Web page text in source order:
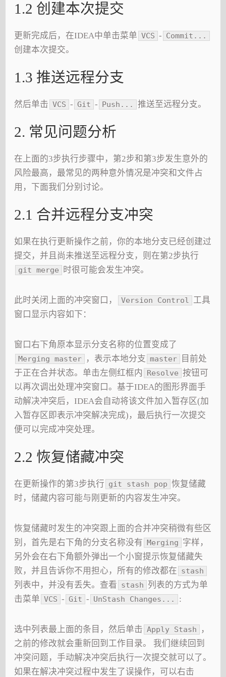
1.2 创建本次提交
更新完成后，在IDEA中单击菜单 VCS - Commit...
创建本次提交。
1.3 推送远程分支
然后单击 VCS - Git - Push... 推送至远程分支。
2. 常见问题分析
在上面的3步执行步骤中，第2步和第3步发生意外的
风险最高，最常见的两种意外情况是冲突和文件占
用，下面我们分别讨论。
2.1 合并远程分支冲突
如果在执行更新操作之前，你的本地分支已经创建过
提交，并且尚未推送至远程分支，则在第2步执行
git merge 时很可能会发生冲突。
此时关闭上面的冲突窗口， Version Control 工具
窗口显示内容如下：
窗口右下角原本显示分支名称的位置变成了
Merging master ，表示本地分支 master
目前处
于正在合并状态。单击左侧红框内
Resolve 按钮可
以再次调出处理冲突窗口。基于IDEA的图形界面手
动解决冲突后，IDEA会自动将该文件加入暂存区(加
入暂存区即表示冲突解决完成)，最后执行一次提交
便可以完成冲突处理。
2.2 恢复储藏冲突
在更新操作的第3步执行 git stash pop 恢复储藏
时，储藏内容可能与刚更新的内容发生冲突。
恢复储藏时发生的冲突跟上面的合并冲突稍微有些区
别，首先是右下角的分支名称没有 Merging 字样，
另外会在右下角额外弹出一个小窗提示恢复储藏失
败，并且告诉你不用担心，所有的修改都在 stash
列表中，并没有丢失。查看 stash 列表的方式为单
击菜单 VCS - Git - UnStash Changes... :
选中列表最上面的条目，然后单击 Apply Stash
，
之前的修改就会重新回到工作目录。 我们继续回到
冲突问题，手动解决冲突后执行一次提交就可以了。
如果在解决冲突过程中发生了误操作，可以右击